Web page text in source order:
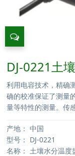
DJ-0221土
利用电容技术，精确
确的校准保证了测量
量等特性的测量。传
产地： 中国
型号： DJ-0221
名称： 土壤水分温度